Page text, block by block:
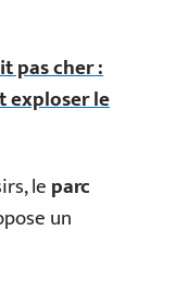
pas cher :
exploser le
leparc
un